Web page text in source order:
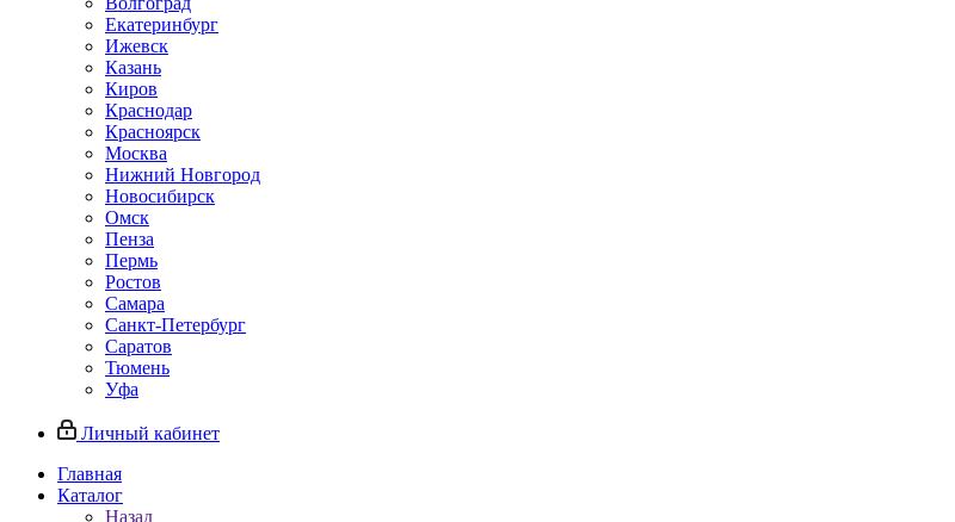
Екатеринбург
Ижевск
Казань
Киров
Краснодар
Красноярск
Москва
Нижний Новгород
Новосибирск
Омск
Пенза
Пермь
Ростов
Самара
Санкт-Петербург
Саратов
Тюмень
Уфа
Личный кабинет
Главная
Каталог
Назад